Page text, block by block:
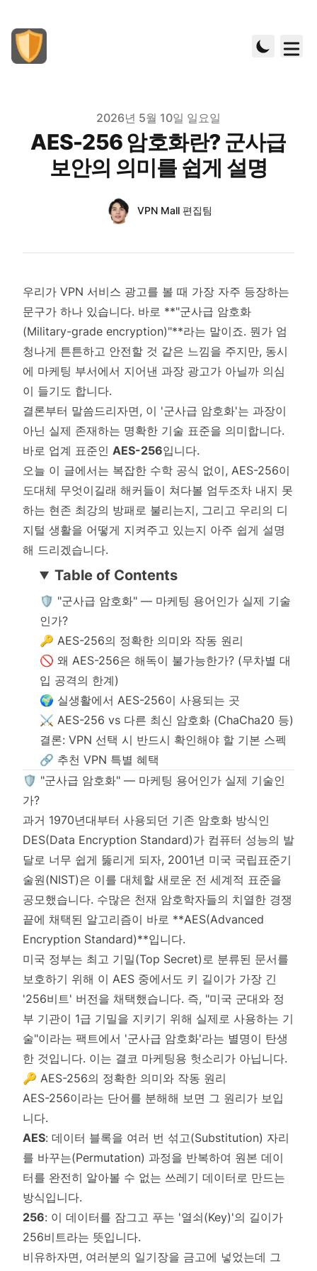
2026년 5월 10일 일요일
AES-256 암호화란? 군사급
보안의 의미를 쉽게 설명
Name
VPN Mall 편집팀
우리가 VPN 서비스 광고를 볼 때 가장 자주 등장하는
문구가 하나 있습니다. 바로 **"군사급 암호화
(Military-grade encryption)"**라는 말이죠. 뭔가 엄
청나게 튼튼하고 안전할 것 같은 느낌을 주지만, 동시
에 마케팅 부서에서 지어낸 과장 광고가 아닐까 의심
이 들기도 합니다.
결론부터 말씀드리자면, 이 '군사급 암호화'는 과장이
아닌 실제 존재하는 명확한 기술 표준을 의미합니다.
바로 업계 표준인 AES-256입니다.
오늘 이 글에서는 복잡한 수학 공식 없이, AES-256이
도대체 무엇이길래 해커들이 쳐다볼 엄두조차 내지 못
하는 현존 최강의 방패로 불리는지, 그리고 우리의 디
지털 생활을 어떻게 지켜주고 있는지 아주 쉽게 설명
해 드리겠습니다.
Table of Contents
🛡️ "군사급 암호화" — 마케팅 용어인가 실제 기술
인가?
🔑 AES-256의 정확한 의미와 작동 원리
🚫 왜 AES-256은 해독이 불가능한가? (무차별 대
입 공격의 한계)
🌍 실생활에서 AES-256이 사용되는 곳
⚔️ AES-256 vs 다른 최신 암호화 (ChaCha20 등)
결론: VPN 선택 시 반드시 확인해야 할 기본 스펙
🔗 추천 VPN 특별 혜택
🛡️ "군사급 암호화" — 마케팅 용어인가 실제 기술인
가?
과거 1970년대부터 사용되던 기존 암호화 방식인
DES(Data Encryption Standard)가 컴퓨터 성능의 발
달로 너무 쉽게 뚫리게 되자, 2001년 미국 국립표준기
술원(NIST)은 이를 대체할 새로운 전 세계적 표준을
공모했습니다. 수많은 천재 암호학자들의 치열한 경쟁
끝에 채택된 알고리즘이 바로 **AES(Advanced
Encryption Standard)**입니다.
미국 정부는 최고 기밀(Top Secret)로 분류된 문서를
보호하기 위해 이 AES 중에서도 키 길이가 가장 긴
'256비트' 버전을 채택했습니다. 즉, "미국 군대와 정
부 기관이 1급 기밀을 지키기 위해 실제로 사용하는 기
술"이라는 팩트에서 '군사급 암호화'라는 별명이 탄생
한 것입니다. 이는 결코 마케팅용 헛소리가 아닙니다.
🔑 AES-256의 정확한 의미와 작동 원리
AES-256이라는 단어를 분해해 보면 그 원리가 보입
니다.
AES: 데이터 블록을 여러 번 섞고(Substitution) 자리
를 바꾸는(Permutation) 과정을 반복하여 원본 데이
터를 완전히 알아볼 수 없는 쓰레기 데이터로 만드는
방식입니다.
256: 이 데이터를 잠그고 푸는 '열쇠(Key)'의 길이가
256비트라는 뜻입니다.
비유하자면, 여러분의 일기장을 금고에 넣었는데 그